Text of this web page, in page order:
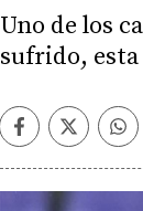
Uno de los
sufrido, esta
Facebook
Twitter